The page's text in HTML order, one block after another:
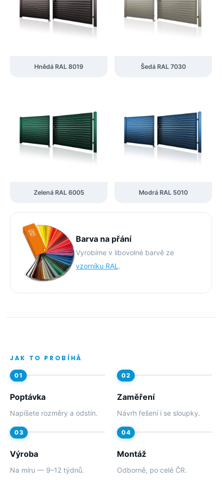
Hnědá RAL 8019 Šedá RAL 7030
Zelená RAL 6005 Modrá RAL 5010
Barva na přání
Vyrobíme v libovolné barvě ze
vzorníku RAL .
JAK TO PROBÍHÁ
Poptávka
Napíšete rozměry a odstín.
Zaměření
Návrh řešení i se sloupky.
Výroba
Na míru — 9–12 týdnů.
Montáž
Odborně, po celé ČR.